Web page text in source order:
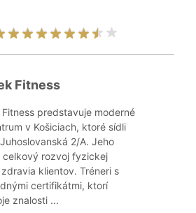
Fitness
Fitness predstavuje moderné
v Košiciach, ktoré sídli
2/A. Jeho
celkový rozvoj fyzickej
klientov. Tréneri s
certifikátmi, ktorí
znalosti ...